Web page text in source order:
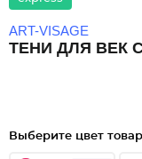
ART-VISAGE
ТЕНИ ДЛЯ ВЕК
Выберите цвет